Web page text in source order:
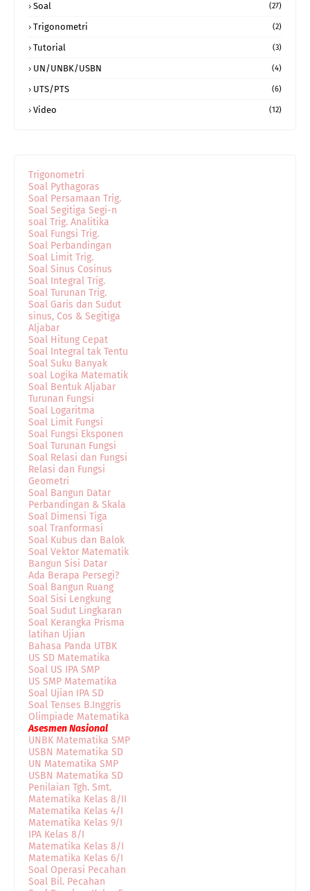
Soal (27)
Trigonometri (2)
Tutorial (3)
UN/UNBK/USBN (4)
UTS/PTS (6)
Video (12)
Trigonometri
Soal Pythagoras
Soal Persamaan Trig.
Soal Segitiga Segi-n
soal Trig. Analitika
Soal Fungsi Trig.
Soal Perbandingan
Soal Limit Trig.
Soal Sinus Cosinus
Soal Integral Trig.
Soal Turunan Trig.
Soal Garis dan Sudut
sinus, Cos & Segitiga
Aljabar
Soal Hitung Cepat
Soal Integral tak Tentu
Soal Suku Banyak
soal Logika Matematik
Soal Bentuk Aljabar
Turunan Fungsi
Soal Logaritma
Soal Limit Fungsi
Soal Fungsi Eksponen
Soal Turunan Fungsi
Soal Relasi dan Fungsi
Relasi dan Fungsi
Geometri
Soal Bangun Datar
Perbandingan & Skala
Soal Dimensi Tiga
soal Tranformasi
Soal Kubus dan Balok
Soal Vektor Matematik
Bangun Sisi Datar
Ada Berapa Persegi?
Soal Bangun Ruang
Soal Sisi Lengkung
Soal Sudut Lingkaran
Soal Kerangka Prisma
latihan Ujian
Bahasa Panda UTBK
US SD Matematika
Soal US IPA SMP
US SMP Matematika
Soal Ujian IPA SD
Soal Tenses B.Inggris
Olimpiade Matematika
Asesmen Nasional
UNBK Matematika SMP
USBN Matematika SD
UN Matematika SMP
USBN Matematika SD
Penilaian Tgh. Smt.
Matematika Kelas 8/II
Matematika Kelas 4/I
Matematika Kelas 9/I
IPA Kelas 8/I
Matematika Kelas 8/I
Matematika Kelas 6/I
Soal Operasi Pecahan
Soal Bil. Pecahan